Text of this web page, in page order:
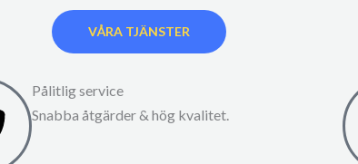
VÅRA TJÄNSTER
Pålitlig service
Snabba åtgärder & hög kvalitet.